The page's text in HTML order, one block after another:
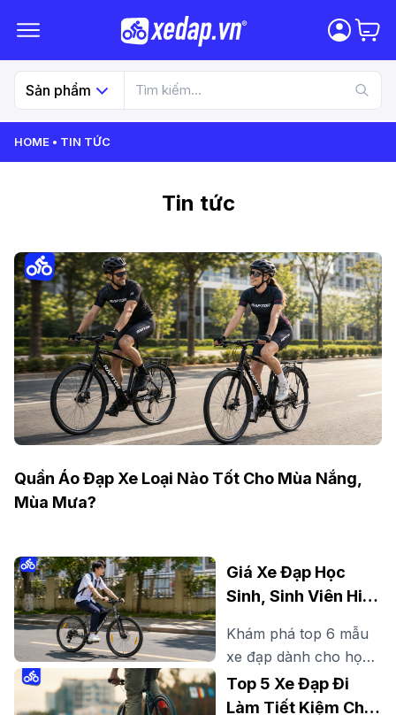
Sản phẩm
HOME TIN TỨC
Tin tức
Quần Áo Đạp Xe Loại Nào Tốt Cho Mùa Nắng,
Mùa Mưa?
Giá Xe Đạp Học
Sinh, Sinh Viên Hiện
Ý Mẫu Đáng Mua
Khám phá top 6 mẫu
xe đạp dành cho học
sinh, sinh viên đẹp,
bền, dễ đi, phù hợp đi
Top 5 Xe Đạp Đi
Làm Tiết Kiệm Chi